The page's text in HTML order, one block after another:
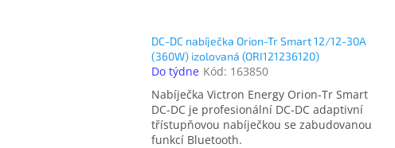
DC-DC nabíječka Orion-Tr Smart 12/12-30A
(360W) izolovaná (ORI121236120)
Do týdne Kód: 163850
Nabíječka Victron Energy Orion-Tr Smart
DC-DC je profesionální DC-DC adaptivní
třístupňovou nabíječkou se zabudovanou
funkcí Bluetooth.